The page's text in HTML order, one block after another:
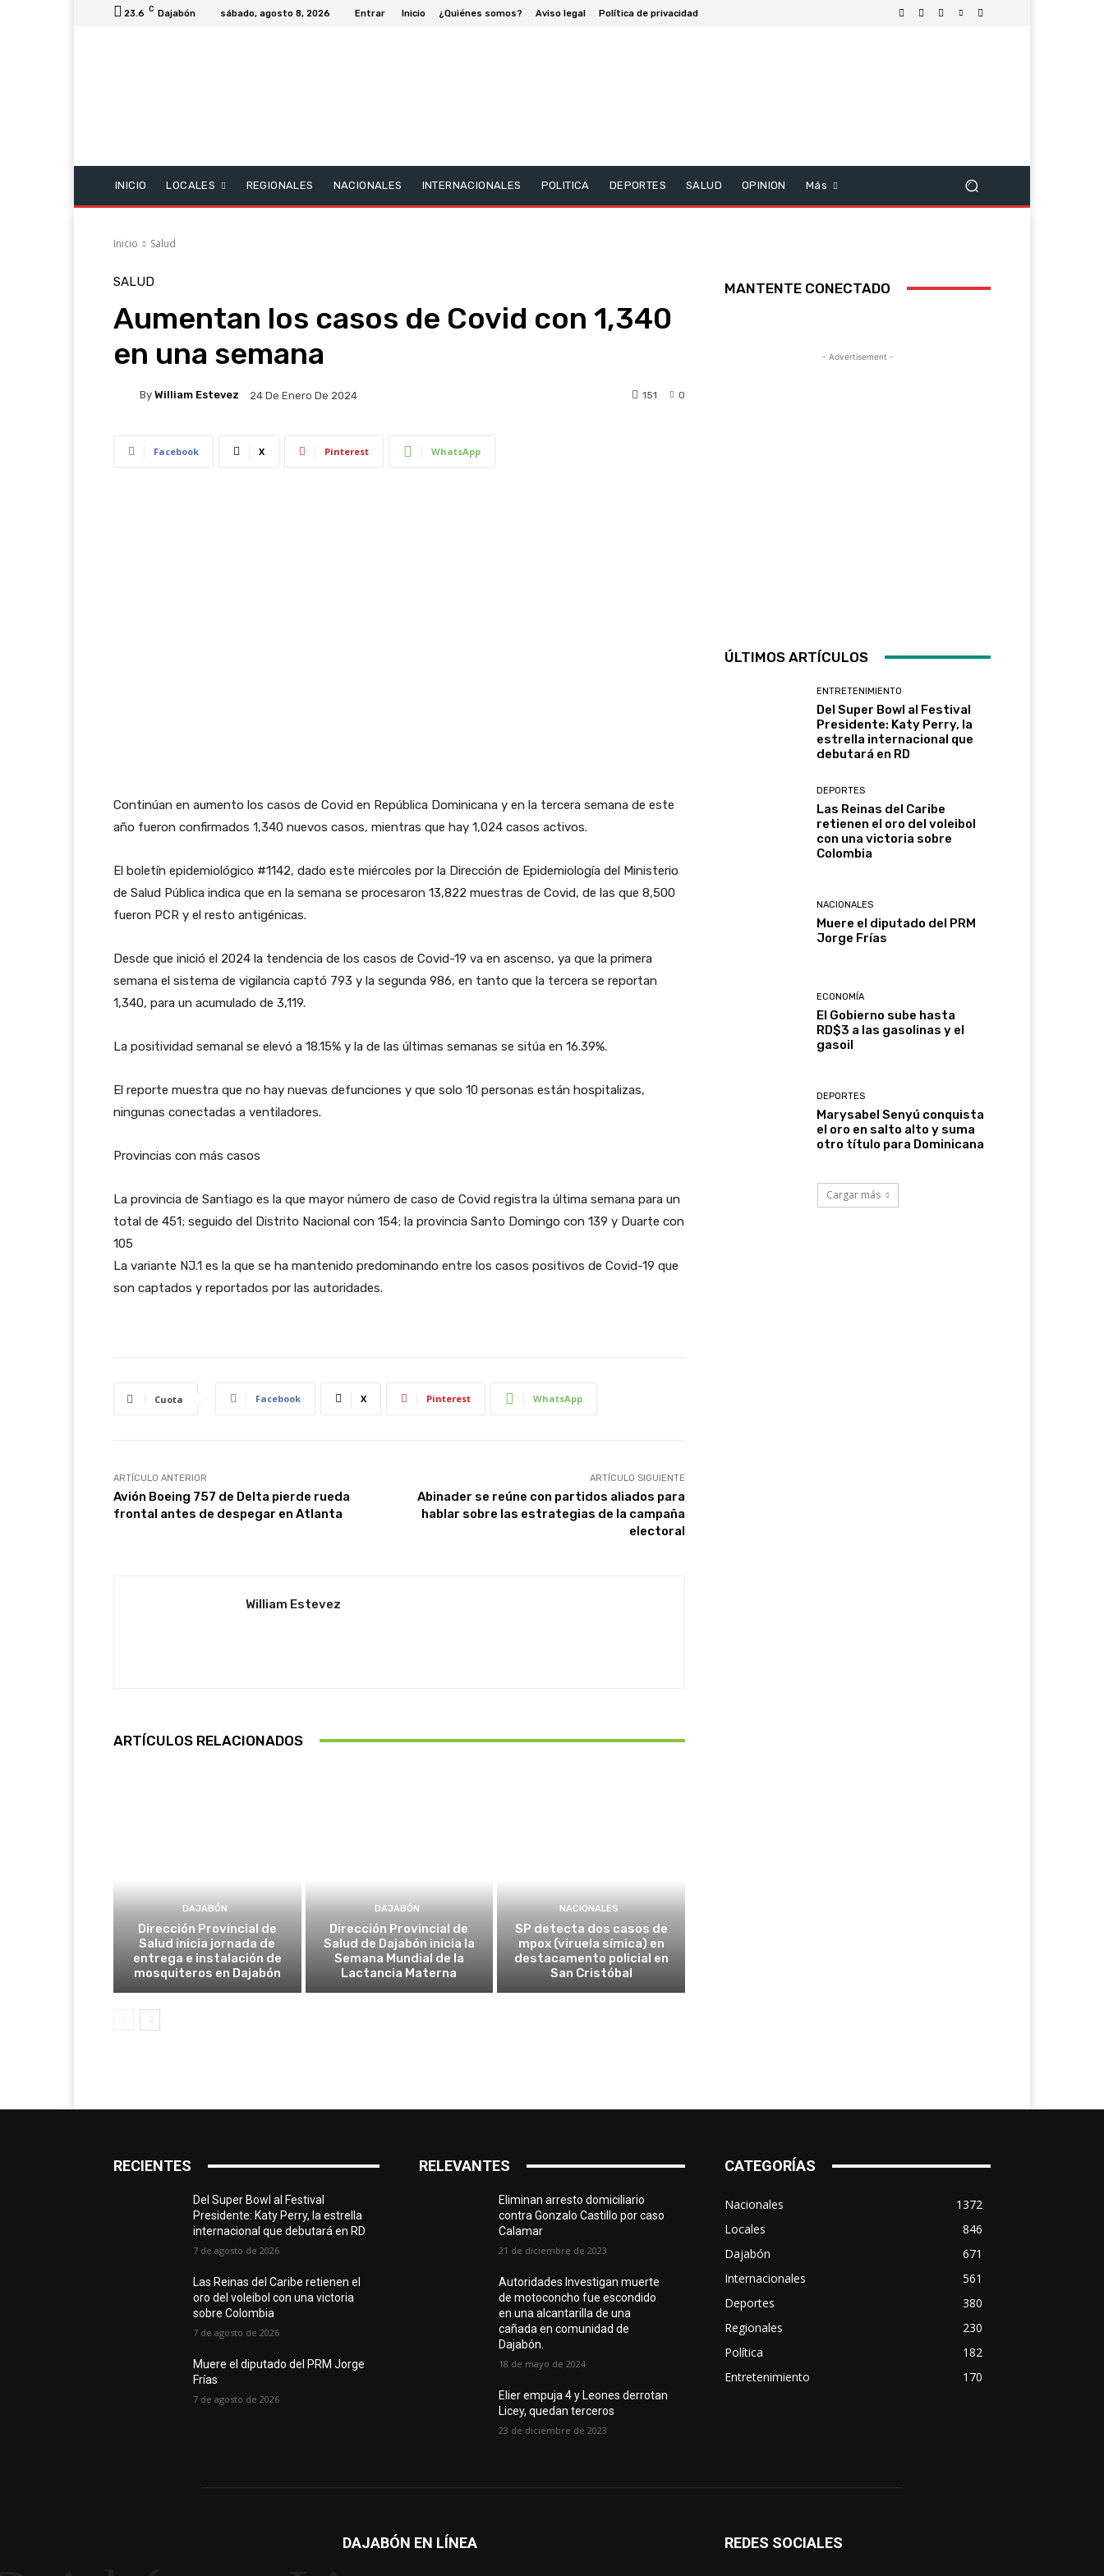
23.6 C Dajabón sábado, agosto 8, 2026 Entrar Inicio ¿Quiénes somos? Aviso legal Política de privacidad
INICIO LOCALES REGIONALES NACIONALES INTERNACIONALES POLITICA DEPORTES SALUD OPINION Más
Inicio Salud
SALUD
Aumentan los casos de Covid con 1,340
en una semana
By William Estevez 24 De Enero De 2024 0
151
Facebook X Pinterest WhatsApp
Continúan en aumento los casos de Covid en República Dominicana y en la tercera semana de este
año fueron confirmados 1,340 nuevos casos, mientras que hay 1,024 casos activos.
El boletín epidemiológico #1142, dado este miércoles por la Dirección de Epidemiología del Ministerio
de Salud Pública indica que en la semana se procesaron 13,822 muestras de Covid, de las que 8,500
fueron PCR y el resto antigénicas.
Desde que inició el 2024 la tendencia de los casos de Covid-19 va en ascenso, ya que la primera
semana el sistema de vigilancia captó 793 y la segunda 986, en tanto que la tercera se reportan
1,340, para un acumulado de 3,119.
La positividad semanal se elevó a 18.15% y la de las últimas semanas se sitúa en 16.39%.
El reporte muestra que no hay nuevas defunciones y que solo 10 personas están hospitalizas,
ningunas conectadas a ventiladores.
Provincias con más casos
La provincia de Santiago es la que mayor número de caso de Covid registra la última semana para un
total de 451; seguido del Distrito Nacional con 154; la provincia Santo Domingo con 139 y Duarte con
105
La variante NJ.1 es la que se ha mantenido predominando entre los casos positivos de Covid-19 que
son captados y reportados por las autoridades.
Cuota Facebook X Pinterest WhatsApp
ARTÍCULO ANTERIOR
Avión Boeing 757 de Delta pierde rueda
frontal antes de despegar en Atlanta
ARTÍCULO SIGUIENTE
Abinader se reúne con partidos aliados para
hablar sobre las estrategias de la campaña
electoral
William Estevez
ARTÍCULOS RELACIONADOS
DAJABÓN
Dirección Provincial de
Salud inicia jornada de
entrega e instalación de
mosquiteros en Dajabón
DAJABÓN
Dirección Provincial de
Salud de Dajabón inicia la
Semana Mundial de la
Lactancia Materna
NACIONALES
SP detecta dos casos de
mpox (viruela símica) en
destacamento policial en
San Cristóbal
MANTENTE CONECTADO
- Advertisement -
ÚLTIMOS ARTÍCULOS
ENTRETENIMIENTO
Del Super Bowl al Festival
Presidente: Katy Perry, la
estrella internacional que
debutará en RD
DEPORTES
Las Reinas del Caribe
retienen el oro del voleibol
con una victoria sobre
Colombia
NACIONALES
Muere el diputado del PRM
Jorge Frías
ECONOMÍA
El Gobierno sube hasta
RD$3 a las gasolinas y el
gasoil
DEPORTES
Marysabel Senyú conquista
el oro en salto alto y suma
otro título para Dominicana
Cargar más
RECIENTES
Del Super Bowl al Festival
Presidente: Katy Perry, la estrella
internacional que debutará en RD
7 de agosto de 2026
Las Reinas del Caribe retienen el
oro del voleibol con una victoria
sobre Colombia
7 de agosto de 2026
Muere el diputado del PRM Jorge
Frías
7 de agosto de 2026
RELEVANTES
Eliminan arresto domiciliario
contra Gonzalo Castillo por caso
Calamar
21 de diciembre de 2023
Autoridades Investigan muerte
de motoconcho fue escondido
en una alcantarilla de una
cañada en comunidad de
Dajabón.
18 de mayo de 2024
Elier empuja 4 y Leones derrotan
Licey, quedan terceros
23 de diciembre de 2023
CATEGORÍAS
Nacionales
1372
Locales
846
Dajabón
671
Internacionales
561
Deportes
380
Regionales
230
Política
182
Entretenimiento
170
DAJABÓN EN LÍNEA REDES SOCIALES